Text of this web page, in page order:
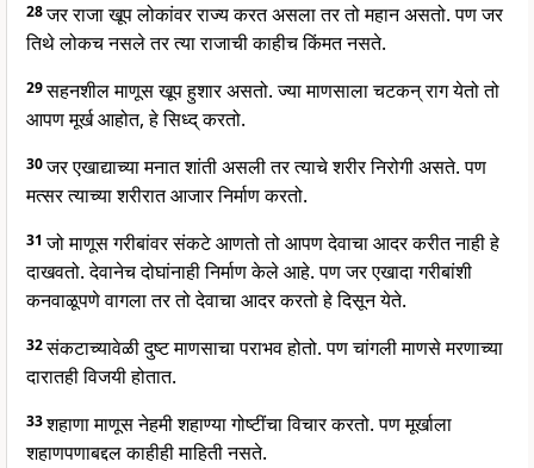
28जर राजा खूप लोकांवर राज्य करत असला तर तो महान असतो. पण जर
तिथे लोकच नसले तर त्या राजाची काहीच किंमत नसते.
29सहनशील माणूस खूप हुशार असतो. ज्या माणसाला चटकन् राग येतो तो
आपण मूर्ख आहोत, हे सिध्द् करतो.
30जर एखाद्याच्या मनात शांती असली तर त्याचे शरीर निरोगी असते. पण
मत्सर त्याच्या शरीरात आजार निर्माण करतो.
31जो माणूस गरीबांवर संकटे आणतो तो आपण देवाचा आदर करीत नाही हे
दाखवतो. देवानेच दोघांनाही निर्माण केले आहे. पण जर एखादा गरीबांशी
कनवाळूपणे वागला तर तो देवाचा आदर करतो हे दिसून येते.
32संकटाच्यावेळी दुष्ट माणसाचा पराभव होतो. पण चांगली माणसे मरणाच्या
दारातही विजयी होतात.
33शहाणा माणूस नेहमी शहाण्या गोष्टींचा विचार करतो. पण मूर्खाला
शहाणपणाबद्दल काहीही माहिती नसते.